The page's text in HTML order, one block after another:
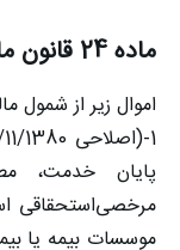
ماده 24 قانون مالیات های مستقیم
اموال زیر از
1- (اصلاحی 1380)-
پایان خدمت،
مرخصی‌استحقاقی
موسسات بیمه یا